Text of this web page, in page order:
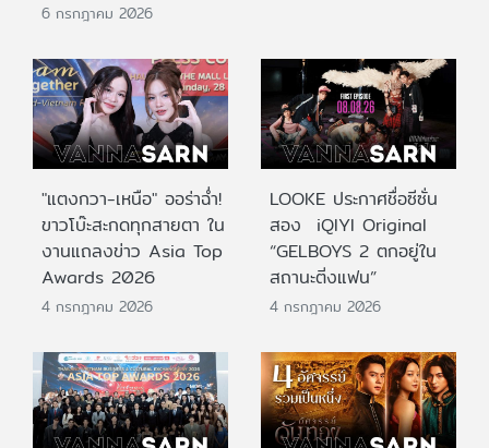
6 กรกฎาคม 2026
"แตงกวา-เหนือ" ออร่าฉ่ำ!
ขาวโบ๊ะสะกดทุกสายตา ใน
งานแถลงข่าว Asia Top
Awards 2026
4 กรกฎาคม 2026
LOOKE ประกาศชื่อซีซั่น
สอง iQIYI Original
“GELBOYS 2 ตกอยู่ใน
สถานะติ่งแฟน”
4 กรกฎาคม 2026